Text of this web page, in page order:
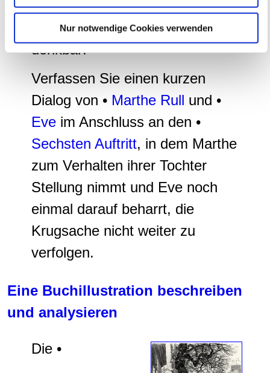
Partner führen diese Informationen möglicherweise mit
weiteren Daten zusammen, die Sie ihnen bereitgestellt
haben oder die sie im Rahmen Ihrer Nutzung der Dienste
Nur notwendige Cookies verwenden
Als kreative Schreibaufgabe (•
produktive Textarbeit) wäre z. B.
denkbar:
Verfassen Sie einen kurzen
Dialog von • Marthe Rull und •
Eve im Anschluss an den •
Sechsten Auftritt, in dem Marthe
zum Verhalten ihrer Tochter
Stellung nimmt und Eve noch
einmal darauf beharrt, die
Krugsache nicht weiter zu
verfolgen.
Eine Buchillustration beschreiben
und analysieren
Die •